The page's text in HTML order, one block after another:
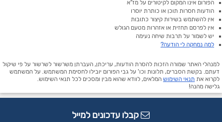
הפורום אינו המקום לקיטורים על מז"א
הודעות חסרות תוכן או כותרת יוסרו
אין להשתמש בשירות קיצור כתובות
אין לפרסם תחזית או אזהרות מטעם הגולש
יש לשמור על תרבות שיחה נעימה
למה נמחקה לי הודעה?
למנהלי האתר שמורה הזכות להסרת הודעות, עריכתן, העברתן משרשור לשרשור על פי שיקול
דעתם. בקשת הסברים, תלונות וכו' על גבי הפורום יובילו לחסימת המשתמש. על המשתמש
לקרוא את תנאי השימוש המלאים, לוודא שהוא מבין ומסכים לכל תנאי השימוש.
גלישה מהנה!
קבלו עדכונים למייל